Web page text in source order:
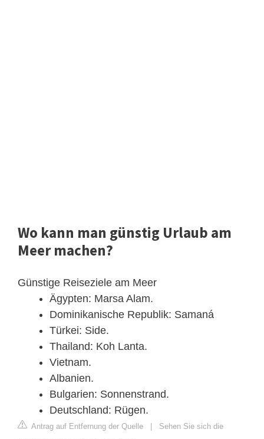
Wo kann man günstig Urlaub am
Meer machen?
Günstige Reiseziele am Meer
Ägypten: Marsa Alam.
Dominikanische Republik: Samaná
Türkei: Side.
Thailand: Koh Lanta.
Vietnam.
Albanien.
Bulgarien: Sonnenstrand.
Deutschland: Rügen.
Antrag auf Entfernung der Quelle | Sehen Sie sich die